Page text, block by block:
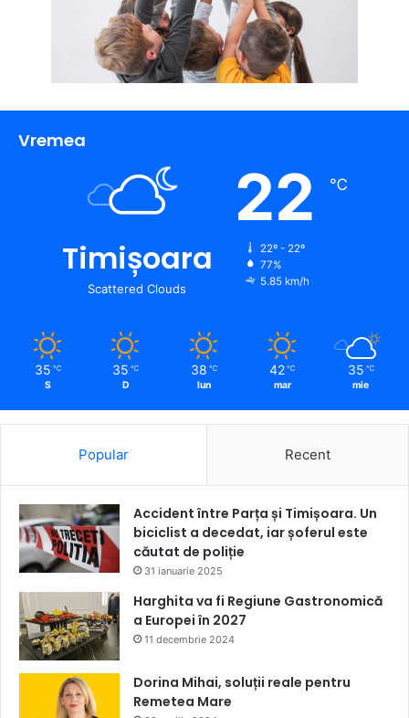
Vremea
Timișoara
Scattered Clouds
22 ℃
22º - 22º
77%
5.85 km/h
35 ℃
S
35 ℃
D
38 ℃
lun
42 ℃
mar
35 ℃
mie
Popular Recent
Accident între Parța și Timișoara. Un
biciclist a decedat, iar șoferul este
căutat de poliție
31 ianuarie 2025
Harghita va fi Regiune Gastronomică
a Europei în 2027
11 decembrie 2024
Dorina Mihai, soluții reale pentru
Remetea Mare